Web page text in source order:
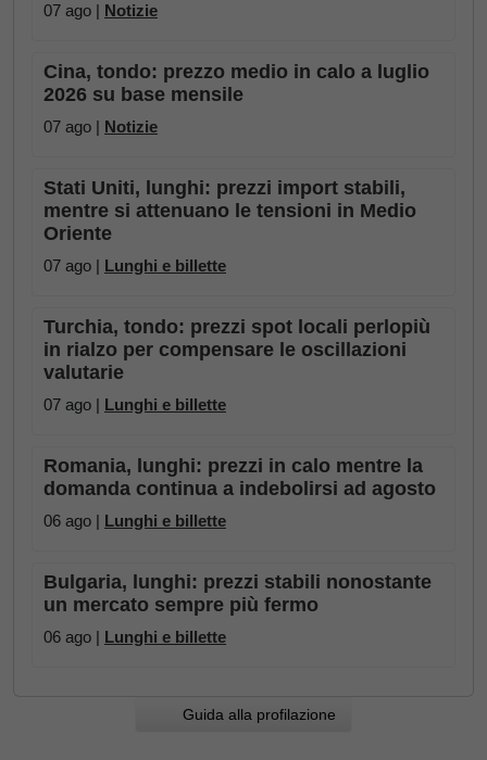
07 ago | Notizie
Cina, tondo: prezzo medio in calo a luglio
2026 su base mensile
07 ago | Notizie
Stati Uniti, lunghi: prezzi import stabili,
mentre si attenuano le tensioni in Medio
Oriente
07 ago | Lunghi e billette
Turchia, tondo: prezzi spot locali perlopiù
in rialzo per compensare le oscillazioni
valutarie
07 ago | Lunghi e billette
Romania, lunghi: prezzi in calo mentre la
domanda continua a indebolirsi ad agosto
06 ago | Lunghi e billette
Bulgaria, lunghi: prezzi stabili nonostante
un mercato sempre più fermo
06 ago | Lunghi e billette
Guida alla profilazione